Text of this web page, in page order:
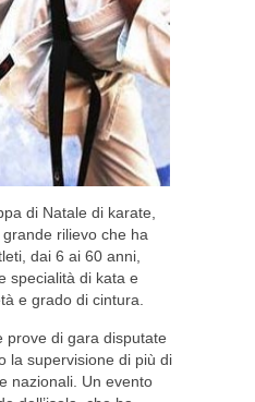
di Natale di karate,
rilievo che ha
dai 6 ai 60 anni,
specialità di kata e
e grado di cintura.
prove di gara disputate
la supervisione di più di
nazionali. Un evento